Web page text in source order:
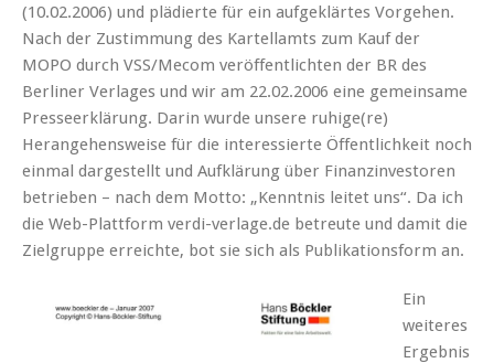
(10.02.2006) und plädierte für ein aufgeklärtes Vorgehen.
Nach der Zustimmung des Kartellamts zum Kauf der
MOPO durch VSS/Mecom veröffentlichten der BR des
Berliner Verlages und wir am 22.02.2006 eine gemeinsame
Presseerklärung. Darin wurde unsere ruhige(re)
Herangehensweise für die interessierte Öffentlichkeit noch
einmal dargestellt und Aufklärung über Finanzinvestoren
betrieben – nach dem Motto: „Kenntnis leitet uns“. Da ich
die Web-Plattform verdi-verlage.de betreute und damit die
Zielgruppe erreichte, bot sie sich als Publikationsform an.
Ein
weiteres
Ergebnis